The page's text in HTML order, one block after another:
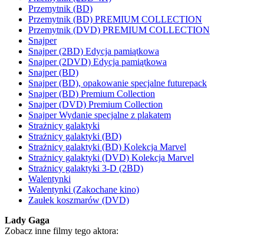
Przemytnik (BD)
Przemytnik (BD) PREMIUM COLLECTION
Przemytnik (DVD) PREMIUM COLLECTION
Snajper
Snajper (2BD) Edycja pamiątkowa
Snajper (2DVD) Edycja pamiątkowa
Snajper (BD)
Snajper (BD), opakowanie specjalne futurepack
Snajper (BD) Premium Collection
Snajper (DVD) Premium Collection
Snajper Wydanie specjalne z plakatem
Strażnicy galaktyki
Strażnicy galaktyki (BD)
Strażnicy galaktyki (BD) Kolekcja Marvel
Strażnicy galaktyki (DVD) Kolekcja Marvel
Strażnicy galaktyki 3-D (2BD)
Walentynki
Walentynki (Zakochane kino)
Zaułek koszmarów (DVD)
Lady Gaga
Zobacz inne filmy tego aktora: